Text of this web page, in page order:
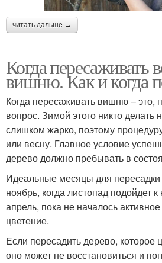
читать дальше →
Когда пересаживать
вишню. Как и когда
Когда пересаживать вишню – это,
вопрос. Зимой этого никто делать
слишком жарко, поэтому
или весну. Главное условие
дерево должно пребывать в
Идеальные месяцы для
ноябрь, когда листопад подойдет
апрель, пока не началось
цветение.
Если пересадить дерево, которое
оно может не восстановиться и